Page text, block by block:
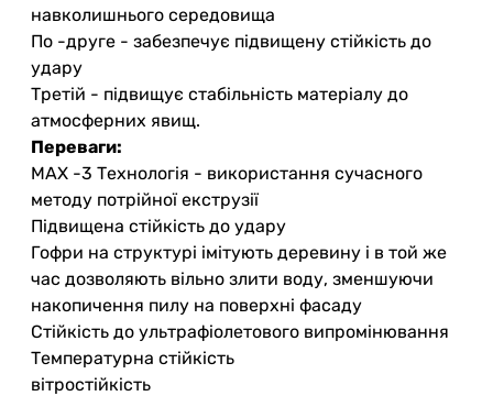
навколишнього середовища
По -друге - забезпечує підвищену стійкість до
удару
Третій - підвищує стабільність матеріалу до
атмосферних явищ.
Переваги:
MAX -3 Технологія - використання сучасного
методу потрійної екструзії
Підвищена стійкість до удару
Гофри на структурі імітують деревину і в той же
час дозволяють вільно злити воду, зменшуючи
накопичення пилу на поверхні фасаду
Стійкість до ультрафіолетового випромінювання
Температурна стійкість
вітростійкість